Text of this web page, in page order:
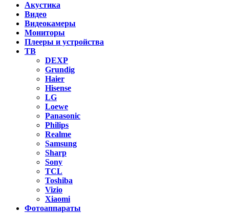
Акустика
Видео
Видеокамеры
Мониторы
Плееры и устройства
ТВ
DEXP
Grundig
Haier
Hisense
LG
Loewe
Panasonic
Philips
Realme
Samsung
Sharp
Sony
TCL
Toshiba
Vizio
Xiaomi
Фотоаппараты